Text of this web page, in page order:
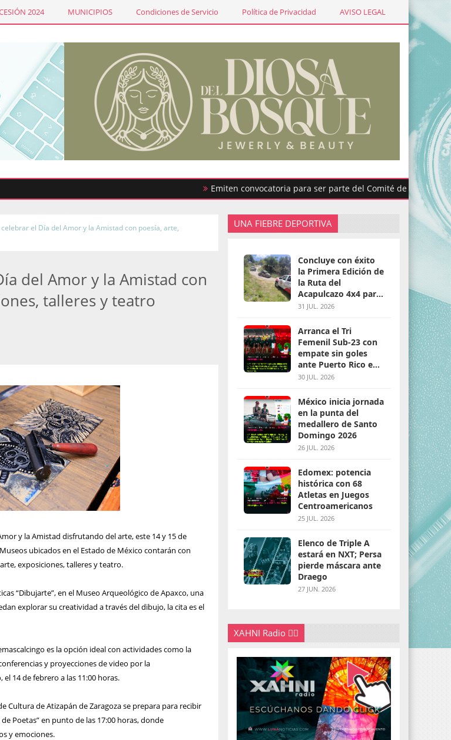
2024 MUNICIPIOS Condiciones de Servicio Política de Privacidad AVISO LEGAL
Emiten convocatoria para ser parte del Comité de Participación
celebrar el Día del Amor y la Amistad con poesía, arte,
del Amor y la Amistad con
talleres y teatro
y la Amistad disfrutando del arte, este 14 y 15 de
ubicados en el Estado de México contarán con
exposiciones, talleres y teatro.
“Dibujarte”, en el Museo Arqueológico de Apaxco, una
explorar su creatividad a través del dibujo, la cita es el
es la opción ideal con actividades como la
y proyecciones de video por la
14 de febrero a las 11:00 horas.
Cultura de Atizapán de Zaragoza se prepara para recibir
Poetas” en punto de las 17:00 horas, donde
y emociones.
UNA FIEBRE DEPORTIVA
Concluye con éxito
la Primera Edición de
la Ruta del
Acapulcazo 4x4 para
parejas
31 JUL. 2026
Arranca el Tri
Femenil Sub-23 con
empate sin goles
ante Puerto Rico en
Santo Domingo 2026
30 JUL. 2026
México inicia jornada
en la punta del
medallero de Santo
Domingo 2026
26 JUL. 2026
Edomex: potencia
histórica con 68
Atletas en Juegos
Centroamericanos
25 JUL. 2026
Elenco de Triple A
estará en NXT; Persa
pierde máscara ante
Draego
27 JUN. 2026
XAHNI Radio 👇🏽